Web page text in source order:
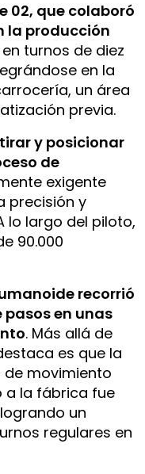
02, que colaboró
la producción
turnos de diez
en la
un área
previa.
y posicionar
de
exigente
precisión y
lo largo del piloto,
90.000
recorrió
pasos en unas
. Más allá de
es que la
de movimiento
a la fábrica fue
un
regulares en